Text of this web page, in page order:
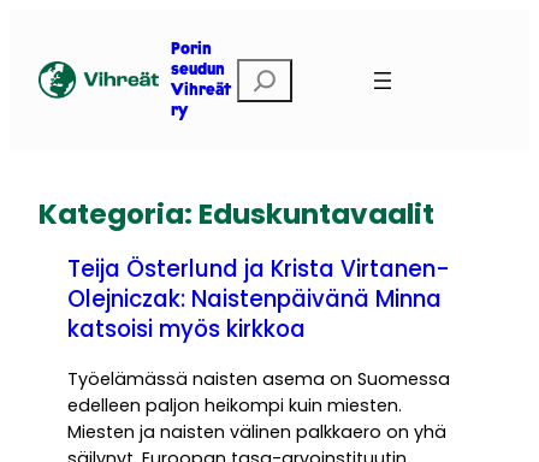
Porin
seudun
Vihreät
ry
t
Kategoria: Eduskuntavaalit
Teija Österlund ja Krista Virtanen-
Olejniczak: Naistenpäivänä Minna
katsoisi myös kirkkoa
Työelämässä naisten asema on Suomessa
edelleen paljon heikompi kuin miesten.
Miesten ja naisten välinen palkkaero on yhä